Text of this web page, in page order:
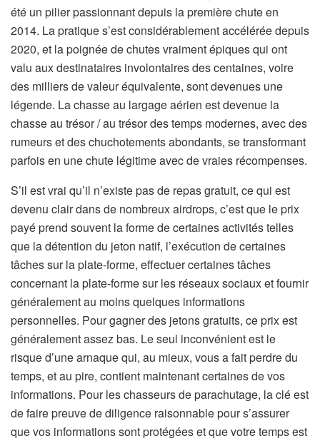
été un pilier passionnant depuis la première chute en
2014. La pratique s’est considérablement accélérée depuis
2020, et la poignée de chutes vraiment épiques qui ont
valu aux destinataires involontaires des centaines, voire
des milliers de valeur équivalente, sont devenues une
légende. La chasse au largage aérien est devenue la
chasse au trésor / au trésor des temps modernes, avec des
rumeurs et des chuchotements abondants, se transformant
parfois en une chute légitime avec de vraies récompenses.
S’il est vrai qu’il n’existe pas de repas gratuit, ce qui est
devenu clair dans de nombreux airdrops, c’est que le prix
payé prend souvent la forme de certaines activités telles
que la détention du jeton natif, l’exécution de certaines
tâches sur la plate-forme, effectuer certaines tâches
concernant la plate-forme sur les réseaux sociaux et fournir
généralement au moins quelques informations
personnelles. Pour gagner des jetons gratuits, ce prix est
généralement assez bas. Le seul inconvénient est le
risque d’une arnaque qui, au mieux, vous a fait perdre du
temps, et au pire, contient maintenant certaines de vos
informations. Pour les chasseurs de parachutage, la clé est
de faire preuve de diligence raisonnable pour s’assurer
que vos informations sont protégées et que votre temps est